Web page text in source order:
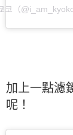
코（
加上一點濾
呢！